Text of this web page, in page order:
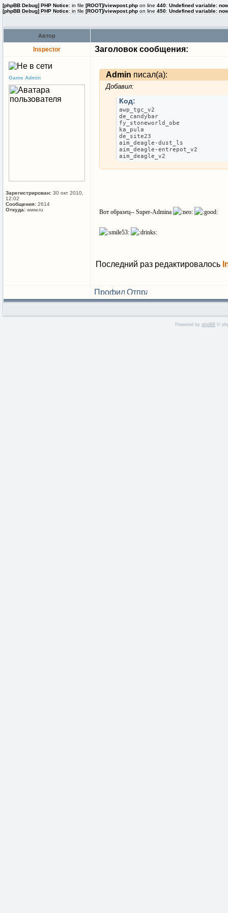
[phpBB Debug] PHP Notice: in file [ROOT]/viewpost.php on line 440: Undefined variable:
[phpBB Debug] PHP Notice: in file [ROOT]/viewpost.php on line 450: Undefined variable:
Автор
Inspector Заголовок сообщения:
Game Admin
Зарегистрирован: 30 окт 2010,
12:02
Сообщения: 2614
Откуда: www.ru
Admin писал(а):
Добавил:
Код:
awp_tgc_v2
de_candybar
fy_stoneworld_obe
ka_pula
de_site23
aim_deagle-dust_ls
aim_deagle-entrepot_v2
aim_deagle_v2
Вот образец-- Super-Admina
Последний раз редактировалось
Powered by phpBB ©